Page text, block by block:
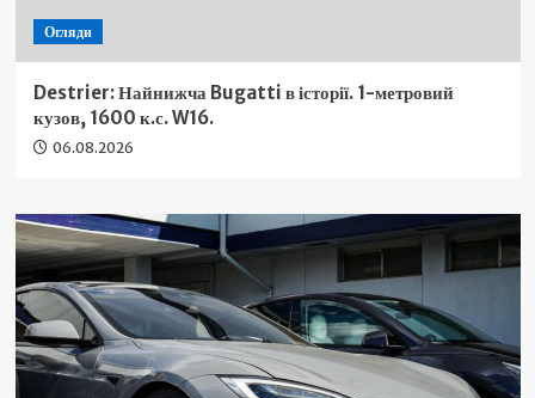
Огляди
Destrier: Найнижча Bugatti в історії. 1-метровий
кузов, 1600 к.с. W16.
06.08.2026